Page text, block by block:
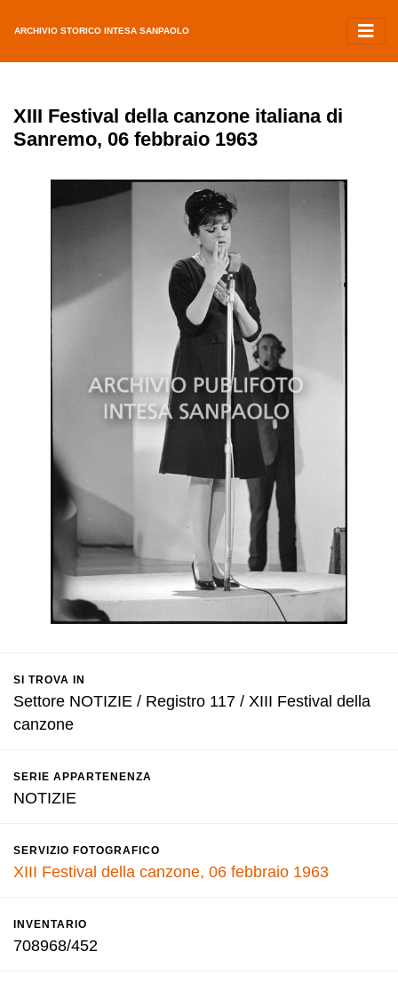
ARCHIVIO STORICO INTESA SANPAOLO
XIII Festival della canzone italiana di
Sanremo, 06 febbraio 1963
SI TROVA IN
Settore NOTIZIE / Registro 117 / XIII Festival della
canzone
SERIE APPARTENENZA
NOTIZIE
SERVIZIO FOTOGRAFICO
XIII Festival della canzone, 06 febbraio 1963
INVENTARIO
708968/452